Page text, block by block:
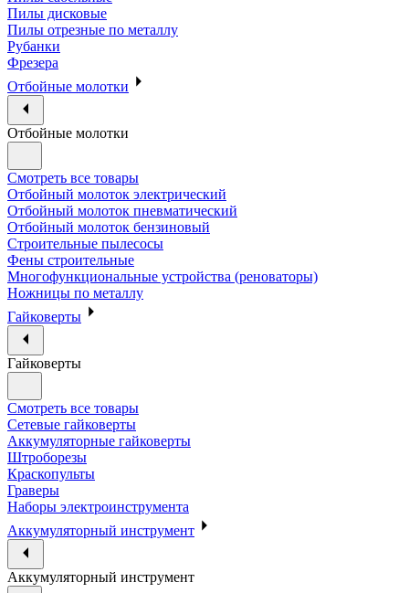
Пилы дисковые
Пилы отрезные по металлу
Рубанки
Фрезера
Отбойные молотки
Отбойные молотки
Смотреть все товары
Отбойный молоток электрический
Отбойный молоток пневматический
Отбойный молоток бензиновый
Строительные пылесосы
Фены строительные
Многофункциональные устройства (реноваторы)
Ножницы по металлу
Гайковерты
Гайковерты
Смотреть все товары
Сетевые гайковерты
Аккумуляторные гайковерты
Штроборезы
Краскопульты
Граверы
Наборы электроинструмента
Аккумуляторный инструмент
Аккумуляторный инструмент